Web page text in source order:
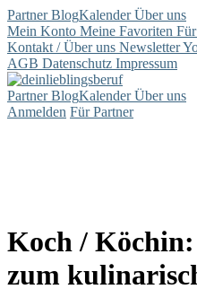
PartnerBlogKalenderÜber uns
Mein Konto Meine Favoriten
Kontakt / Über uns Newsletter
AGB Datenschutz Impressum
PartnerBlogKalenderÜber uns
Anmelden Für Partner
Koch /
zum